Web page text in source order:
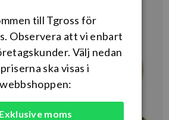
till Tgross för
Observera att vi enbart
Välj nedan
ska visas i
webbshoppen:
Exklusive moms